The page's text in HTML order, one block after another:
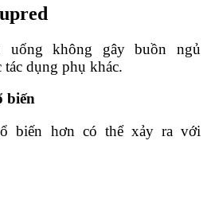
uống không gây buồn ngủ
tác dụng phụ khác.
biến
biến hơn có thể xảy ra với